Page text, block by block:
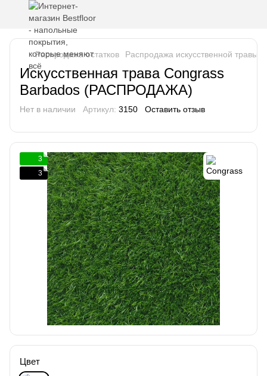
Распродажа остатков Распродажа искусственной травы
Искусственная трава Congrass
Barbados (РАСПРОДАЖА)
Нет в наличии Артикул: 3150 Оставить отзыв
3
3
Цвет